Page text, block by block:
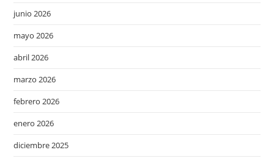
junio 2026
mayo 2026
abril 2026
marzo 2026
febrero 2026
enero 2026
diciembre 2025